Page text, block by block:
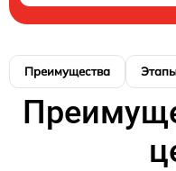
Преимущества